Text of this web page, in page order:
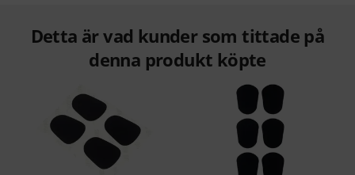
Detta är vad kunder som tittade på
denna produkt köpte